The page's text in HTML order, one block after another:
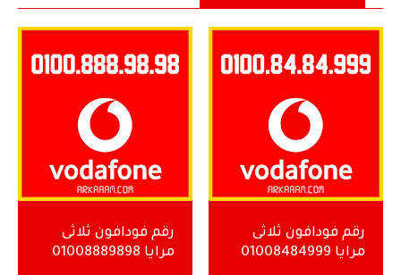
رقم فودافون ثلاثى
مرايا 01008484999
رقم فودافون ثلاثى
مرايا 01008889898